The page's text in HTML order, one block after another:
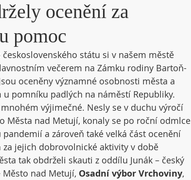
ocenění za
pomoc
státu si v našem městě
večerem na Zámku rodiny Bartoň-
oceněny významné osobnosti města a
pomníku padlých na náměstí Republiky.
výjimečné. Nesly se v duchu výročí
Města nad Metují, konaly se po roční odmlce
a zároveň také velká část ocenění
jejich dobrovolnické aktivity v době
tak obdrželi skauti z oddílu Junák – český
Město nad Metují, Osadní výbor Vrchoviny,